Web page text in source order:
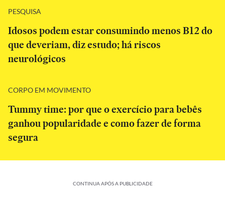
PESQUISA
Idosos podem estar consumindo menos B12 do
que deveriam, diz estudo; há riscos
neurológicos
CORPO EM MOVIMENTO
Tummy time: por que o exercício para bebês
ganhou popularidade e como fazer de forma
segura
CONTINUA APÓS A PUBLICIDADE